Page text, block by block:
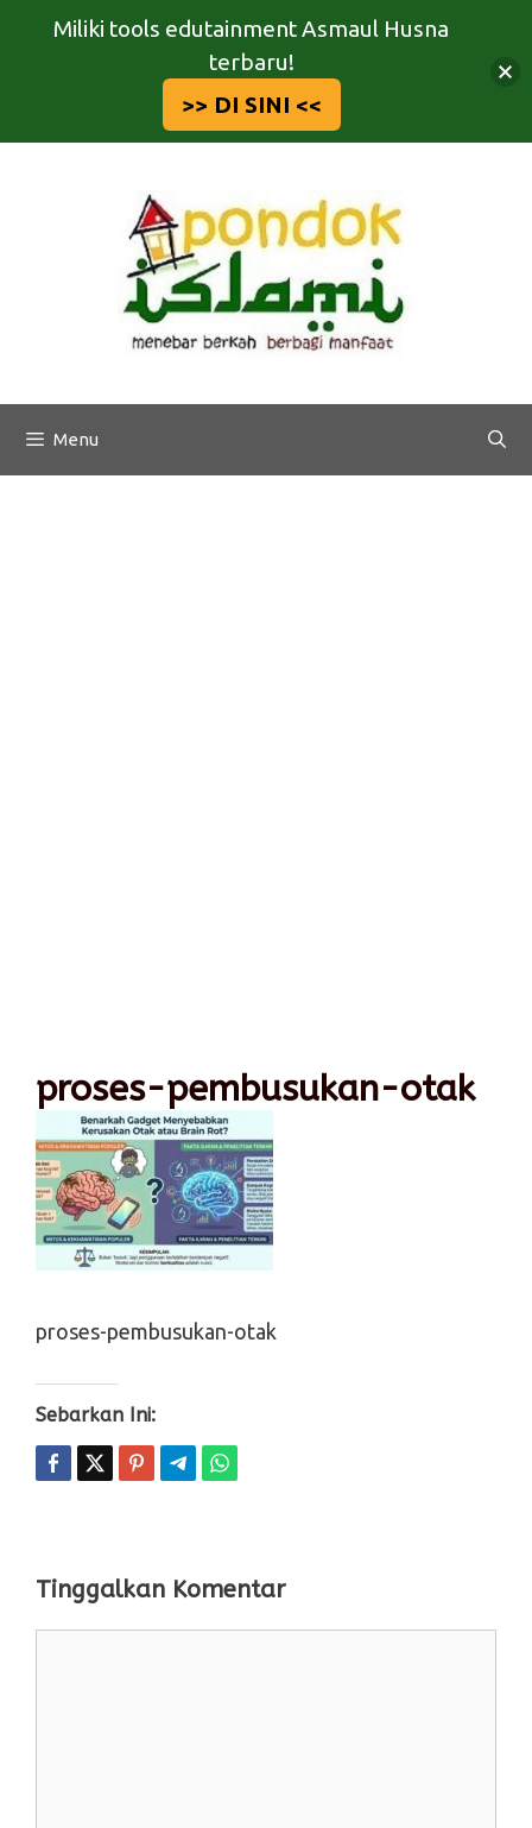
Menu
proses-pembusukan-otak
proses-pembusukan-otak
Sebarkan Ini:
Tinggalkan Komentar
Miliki tools edutainment Asmaul Husna
terbaru!
>> DI SINI <<